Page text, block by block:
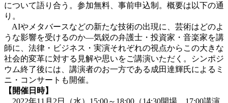
について語り合う。参加無料、事前申込制。概要は以下の通
り。
AIやメタバースなどの新たな技術の出現に、芸術はどのよ
うな影響を受けるのか―気鋭の弁護士・投資家・音楽家を講
師に、法律・ビジネス・実演それぞれの視点からこの大きな
社会的変革に対する見解や思いをご講演いただく。シンポジ
ウム終了後には、講演者のお一方である成田達輝氏によるミ
ニ・コンサートも開催。
【開催日時】
2022年11月2日（水）15:00～18:00（14:30開場、17:00講演